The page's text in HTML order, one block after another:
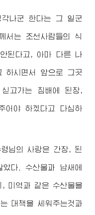
나군 한다는 그 일군
서는 조선사람들의 식
된다고, 아마 다른 나
하시면서 앞으로 그곳
고가는 짐배에 된장,
어야 하겠다고 다심하
령님의 사랑은 간장, 된
다. 수산물과 남새에
, 미역과 같은 수산물을
대책을 세워주는것과